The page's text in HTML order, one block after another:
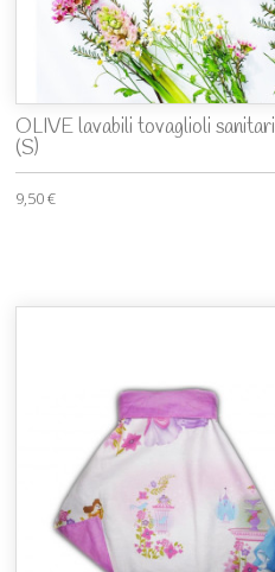
OLIVE lavabili tovaglioli sanitari
(S)
9,50 €